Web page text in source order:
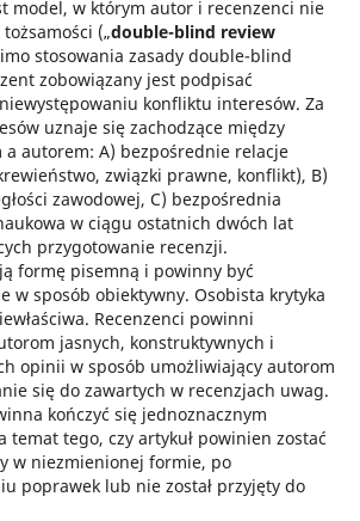
model, w którym autor i recenzenci nie
(„double-blind review
stosowania zasady double-blind
zobowiązany jest podpisać
konfliktu interesów. Za
uznaje się zachodzące między
a autorem: A) bezpośrednie relacje
związki prawne, konflikt), B)
zawodowej, C) bezpośrednia
w ciągu ostatnich dwóch lat
przygotowanie recenzji.
formę pisemną i powinny być
w sposób obiektywny. Osobista krytyka
Recenzenci powinni
jasnych, konstruktywnych i
opinii w sposób umożliwiający autorom
się do zawartych w recenzjach uwag.
kończyć się jednoznacznym
temat tego, czy artykuł powinien zostać
w niezmienionej formie, po
poprawek lub nie został przyjęty do